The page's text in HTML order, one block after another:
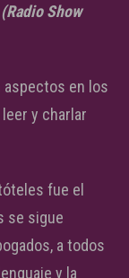
Show
aspectos en los
y charlar
fue el
se sigue
a todos
y la